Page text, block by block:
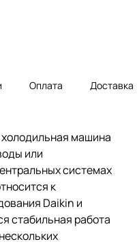
Оплата Доставка
холодильная машина
или
системах
к
Daikin и
стабильная работа